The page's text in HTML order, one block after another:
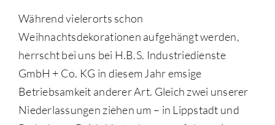
Während vielerorts schon
Weihnachtsdekorationen aufgehängt werden,
herrscht bei uns bei H.B.S. Industriedienste
GmbH + Co. KG in diesem Jahr emsige
Betriebsamkeit anderer Art. Gleich zwei unserer
Niederlassungen ziehen um – in Lippstadt und